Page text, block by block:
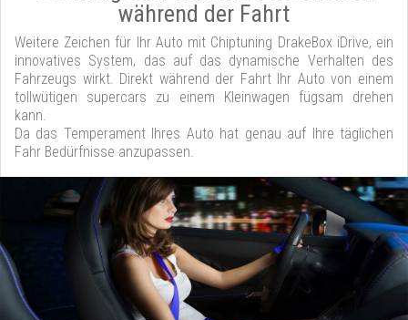
während der Fahrt
Weitere Zeichen für Ihr Auto mit Chiptuning DrakeBox iDrive, ein
innovatives System, das auf das dynamische Verhalten des
Fahrzeugs wirkt. Direkt während der Fahrt Ihr Auto von einem
tollwütigen supercars zu einem Kleinwagen fügsam drehen
kann.
Da das Temperament Ihres Auto hat genau auf Ihre täglichen
Fahr Bedürfnisse anzupassen.